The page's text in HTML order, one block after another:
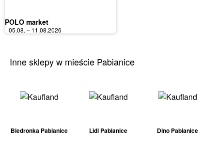
POLO market
05.08. – 11.08.2026
Inne sklepy w mieście Pabianice
Biedronka Pabianice Lidl Pabianice Dino Pabianice